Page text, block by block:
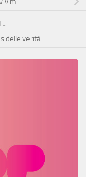
delle verità